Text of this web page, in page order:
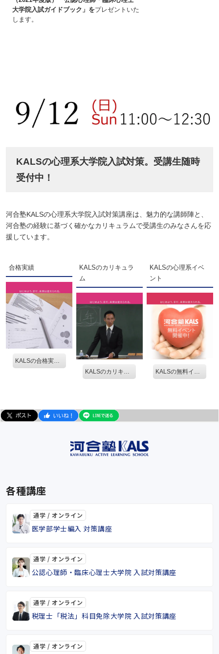
大学院入試ガイドブック」をプレゼントいた
します。
KALSの心理系大学院入試対策。受講生随時
受付中！
河合塾KALSの心理系大学院入試対策講座は、魅力的な講師陣と、
河合塾の経験に基づく確かなカリキュラムで受講生のみなさんを応
援しています。
合格実績
KALSの合格実績を見る。
KALSのカリキュラ
ム
KALSの心理系イベ
ント
各種講座
通学 / オンライン
医学部学士編入 対策講座
通学 / オンライン
公認心理師・臨床心理士大学院 入試対策講座
通学 / オンライン
税理士「税法」科目免除大学院 入試対策講座
通学 / オンライン